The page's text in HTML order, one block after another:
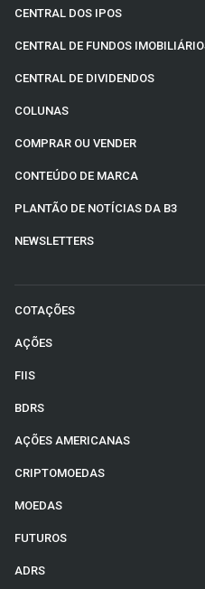
CENTRAL DOS IPOS
CENTRAL DE FUNDOS
CENTRAL DE DIVIDENDOS
COLUNAS
COMPRAR OU VENDER
CONTEÚDO DE MARCA
PLANTÃO DE NOTÍCIAS DA B3
NEWSLETTERS
COTAÇÕES
AÇÕES
FIIS
BDRS
AÇÕES AMERICANAS
CRIPTOMOEDAS
MOEDAS
FUTUROS
ADRS